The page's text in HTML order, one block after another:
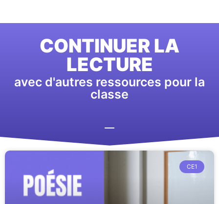
CONTINUER LA
LECTURE
avec d'autres ressources pour la
classe
CE1